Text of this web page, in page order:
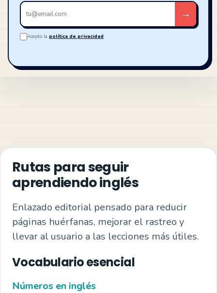
Tu
email
→
Acepto la política de privacidad.
Rutas para seguir
aprendiendo inglés
Enlazado editorial pensado para reducir
páginas huérfanas, mejorar el rastreo y
llevar al usuario a las lecciones más útiles.
Vocabulario esencial
Números en inglés